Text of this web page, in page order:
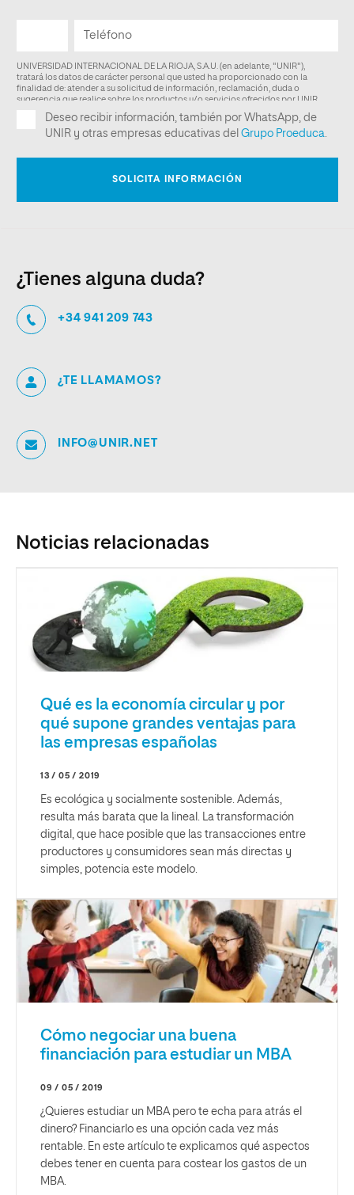
¿Tienes alguna duda?
+34 941 209 743
¿TE LLAMAMOS?
INFO@UNIR.NET
Noticias relacionadas
Qué es la economía circular y por
qué supone grandes ventajas para
las empresas españolas
13 / 05 / 2019
Es ecológica y socialmente sostenible. Además,
resulta más barata que la lineal. La transformación
digital, que hace posible que las transacciones entre
productores y consumidores sean más directas y
simples, potencia este modelo.
Cómo negociar una buena
financiación para estudiar un MBA
09 / 05 / 2019
¿Quieres estudiar un MBA pero te echa para atrás el
dinero? Financiarlo es una opción cada vez más
rentable. En este artículo te explicamos qué aspectos
debes tener en cuenta para costear los gastos de un
MBA.